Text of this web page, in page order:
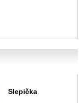
Slepička